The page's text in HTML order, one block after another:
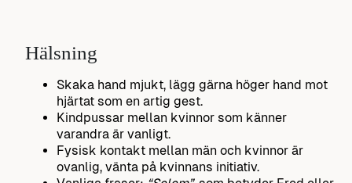
Hälsning
Skaka hand mjukt, lägg gärna höger hand mot
hjärtat som en artig gest.
Kindpussar mellan kvinnor som känner
varandra är vanligt.
Fysisk kontakt mellan män och kvinnor är
ovanlig, vänta på kvinnans initiativ.